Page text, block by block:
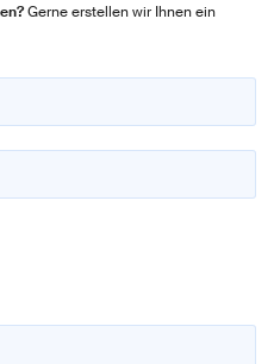
Gerne erstellen wir Ihnen ein